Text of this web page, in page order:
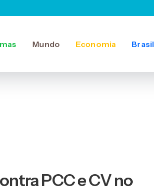
Mundo Economia Brasil
PCC e CV no